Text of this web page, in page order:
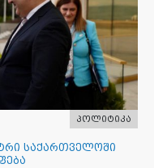
პოლიტიკა
საქართველოში